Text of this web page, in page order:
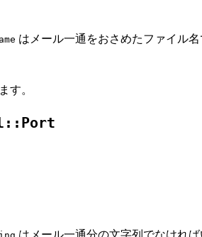
はメール一通をおさめたファイル
す。
はメール一通分の文字列でなければ